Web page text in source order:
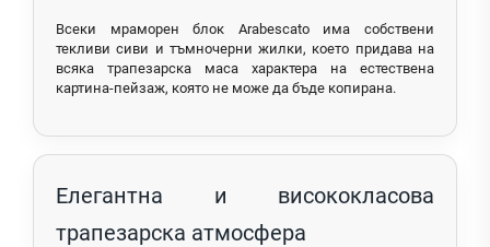
Всеки мраморен блок Arabescato има собствени
текливи сиви и тъмночерни жилки, което придава на
всяка трапезарска маса характера на естествена
картина-пейзаж, която не може да бъде копирана.
Елегантна и висококласова
трапезарска атмосфера